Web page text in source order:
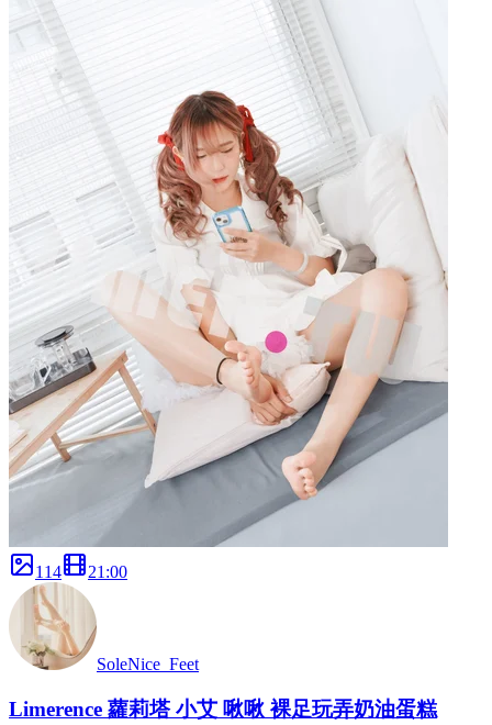
114 21 :00
SoleNice_Feet
Limerence 蘿莉塔 小艾 啾啾 裸足玩弄奶油蛋糕